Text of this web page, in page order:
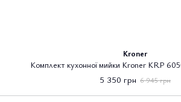
Kroner
Комплект кухонної мийки Kroner KRP
5 350 грн 6 945 грн